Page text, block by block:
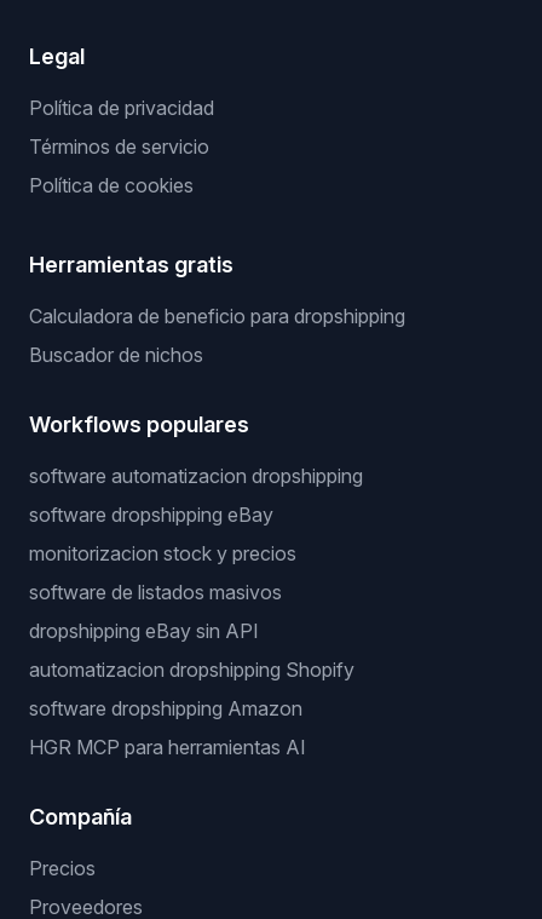
Legal
Política de privacidad
Términos de servicio
Política de cookies
Herramientas gratis
Calculadora de beneficio para dropshipping
Buscador de nichos
Workflows populares
software automatizacion dropshipping
software dropshipping eBay
monitorizacion stock y precios
software de listados masivos
dropshipping eBay sin API
automatizacion dropshipping Shopify
software dropshipping Amazon
HGR MCP para herramientas AI
Compañía
Precios
Proveedores